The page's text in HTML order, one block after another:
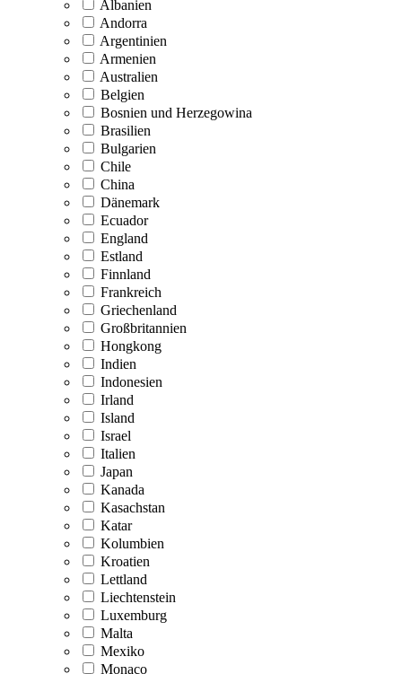
Albanien
Andorra
Argentinien
Armenien
Australien
Belgien
Bosnien und Herzegowina
Brasilien
Bulgarien
Chile
China
Dänemark
Ecuador
England
Estland
Finnland
Frankreich
Griechenland
Großbritannien
Hongkong
Indien
Indonesien
Irland
Island
Israel
Italien
Japan
Kanada
Kasachstan
Katar
Kolumbien
Kroatien
Lettland
Liechtenstein
Luxemburg
Malta
Mexiko
Monaco